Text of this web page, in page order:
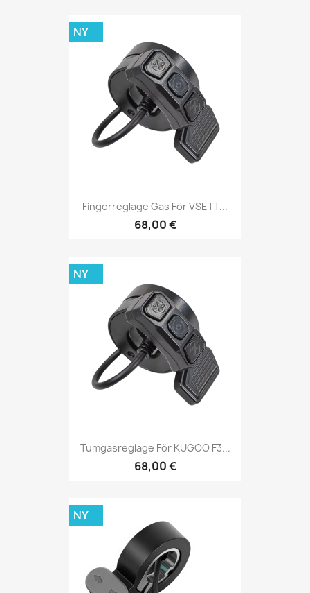
Fingerreglage Gas För VSETT...
68,00 €
NY
Tumgasreglage För KUGOO F3...
68,00 €
NY
NY